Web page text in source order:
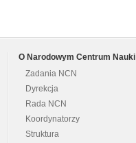
O Narodowym Centrum Nauki
Zadania NCN
Dyrekcja
Rada NCN
Koordynatorzy
Struktura